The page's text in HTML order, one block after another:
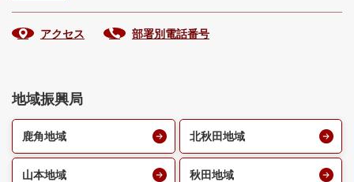
アクセス 部署別電話番号
地域振興局
鹿角地域 北秋田地域
山本地域 秋田地域